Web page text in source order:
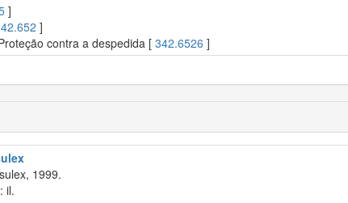
]
]
contra a despedida [ 342.6526 ]
1999.
il.